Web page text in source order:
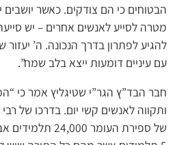
הבטוחים כי הם צודקים. כאשר
מטרה לסייע לאנשים אחרים – יש
להגיע לפתרון בדרך הנכונה. ה’ יעזור
עם עיניים דומעות ייצא בלב שמח”.
חבר הבד”ץ הגר”י שטיגליץ אמר כי
ותקווה לאנשים קשי יום. בדרכו של
של ספירת העומר